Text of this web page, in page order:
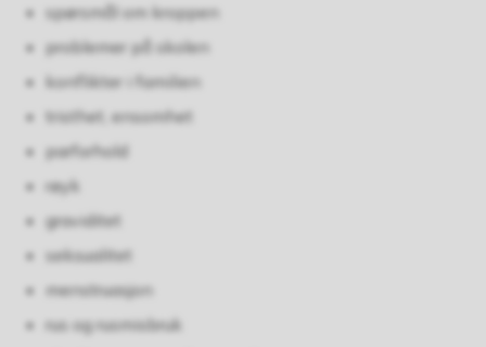
spørsmål om kroppen
problemer på skolen
konflikter i familien
tristhet, ensomhet
parforhold
røyk
graviditet
seksualitet
menstruasjon
rus og rusmisbruk